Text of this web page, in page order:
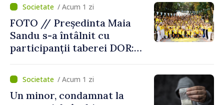
/ Acum 1 zi
FOTO // Președinta Maia
Sandu s-a întâlnit cu
participanții taberei DOR:
noastră rămâne puternică”
/ Acum 1 zi
Un minor, condamnat la